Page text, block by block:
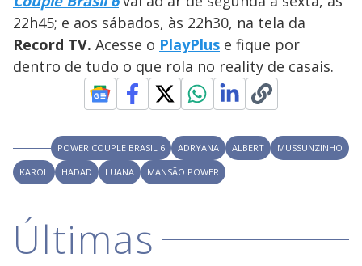
i
d
e
o
22h45; e aos sábados, às 22h30, na tela da
Record TV. Acesse o PlayPlus e fique por
dentro de tudo o que rola no reality de casais.
POWER COUPLE BRASIL 6 ADRYANA ALBERT
MUSSUNZINHO
KAROL
HADAD LUANA MANSÃO POWER
Últimas